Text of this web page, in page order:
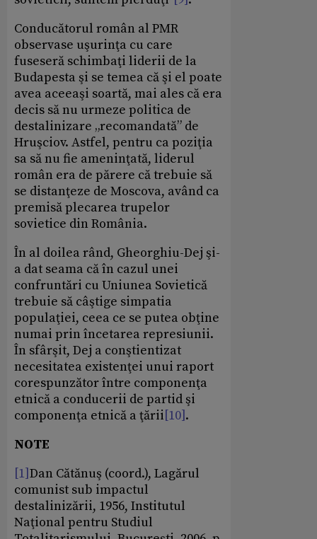
Conducătorul român al PMR
observase uşurinţa cu care
fuseseră schimbaţi liderii de la
Budapesta şi se temea că şi el poate
avea aceeaşi soartă, mai ales că era
decis să nu urmeze politica de
destalinizare „recomandată” de
Hruşciov. Astfel, pentru ca poziţia
sa să nu fie ameninţată, liderul
român era de părere că trebuie să
se distanţeze de Moscova, având ca
premisă plecarea trupelor
sovietice din România.
În al doilea rând, Gheorghiu-Dej şi-
a dat seama că în cazul unei
confruntări cu Uniunea Sovietică
trebuie să câştige simpatia
populaţiei, ceea ce se putea obţine
numai prin încetarea represiunii.
În sfârşit, Dej a conştientizat
necesitatea existenţei unui raport
corespunzător între componenţa
etnică a conducerii de partid şi
componenţa etnică a ţării[10].
NOTE
[1]Dan Cătănuş (coord.), Lagărul
comunist sub impactul
destalinizării, 1956, Institutul
Naţional pentru Studiul